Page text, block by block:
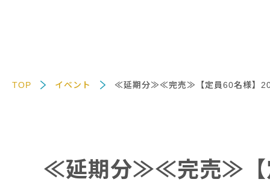
TOP イベント ≪延期分≫≪完売≫【定員60名様】
≪延期分≫≪完売≫【